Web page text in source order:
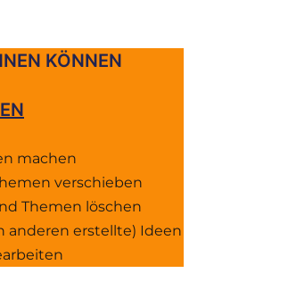
KÖNNEN
machen
verschieben
Themen löschen
anderen erstellte) Ideen